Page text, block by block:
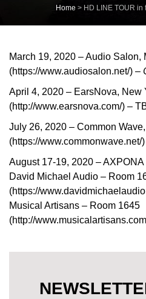
Home > HD LINE TOUR in
March 19, 2020 – Audio Salon,
(https://www.audiosalon.net/) –
April 4, 2020 – EarsNova, New
(http://www.earsnova.com/) –
July 26, 2020 – Common
(https://www.commonwave.net/)
August 17-19, 2020 –
David Michael Audio – Room
(https://
Musical Artisans – Room 1645
(http://